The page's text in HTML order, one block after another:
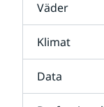
Väder
Klimat
Data